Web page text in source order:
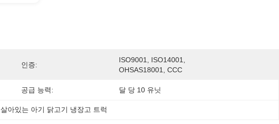
인증:
ISO9001, ISO14001,
OHSAS18001, CCC
공급 능력: 달 당 10 유닛
살아있는 아기 닭고기 냉장고 트럭